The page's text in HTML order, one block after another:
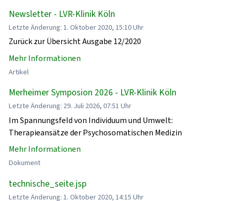
Newsletter - LVR-Klinik Köln
Letzte Änderung: 1. Oktober 2020, 15:10 Uhr
Zurück zur Übersicht Ausgabe 12/2020
Mehr Informationen
Artikel
Merheimer Symposion 2026 - LVR-Klinik Köln
Letzte Änderung: 29. Juli 2026, 07:51 Uhr
Im Spannungsfeld von Individuum und Umwelt:
Therapieansätze der Psychosomatischen Medizin
Mehr Informationen
Dokument
technische_seite.jsp
Letzte Änderung: 1. Oktober 2020, 14:15 Uhr